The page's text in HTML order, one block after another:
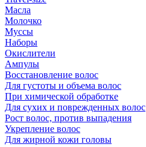
Масла
Молочко
Муссы
Наборы
Окислители
Ампулы
Восстановление волос
Для густоты и объема волос
При химической обработке
Для сухих и поврежденных волос
Рост волос, против выпадения
Укрепление волос
Для жирной кожи головы